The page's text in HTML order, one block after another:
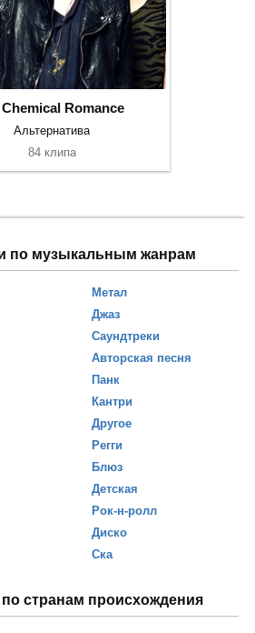
Romance
Альтернатива
84 клипа
по музыкальным жанрам
Метал
Джаз
Саундтреки
Авторская песня
Панк
Кантри
Другое
Регги
Блюз
Детская
Рок-н-ролл
Диско
Ска
странам происхождения